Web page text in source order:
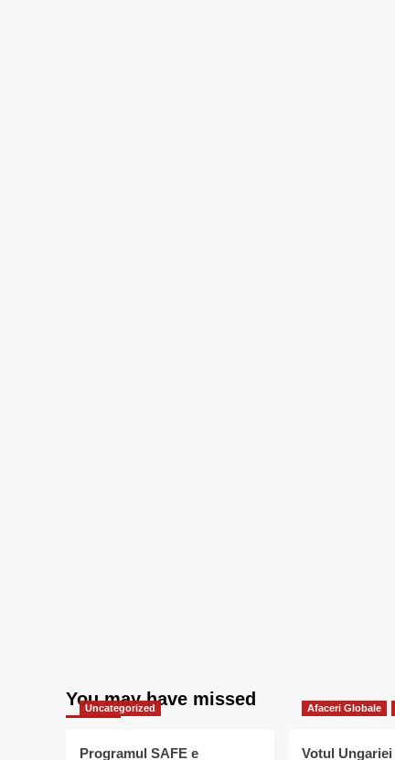
You may have missed
Uncategorized
Programul SAFE e
Afaceri Globale
Votul